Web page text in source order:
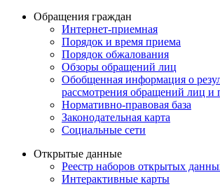
Обращения граждан
Интернет-приемная
Порядок и время приема
Порядок обжалования
Обзоры обращений лиц
Обобщенная информация о
рассмотрения обращений лиц и
Нормативно-правовая база
Законодательная карта
Социальные сети
Открытые данные
Реестр наборов открытых
Интерактивные карты